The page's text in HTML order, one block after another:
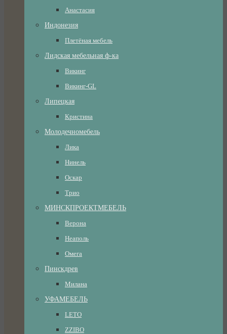
Анастасия
Индонезия
Плетёная мебель
Лидская мебельная ф-ка
Викинг
Викинг-GL
Липецкая
Кристина
Молодечномебель
Лика
Нинель
Оскар
Трио
МИНСКПРОЕКТМЕБЕЛЬ
Верона
Неаполь
Омега
Пинскдрев
Милана
УФАМЕБЕЛЬ
LETO
ZZIBO